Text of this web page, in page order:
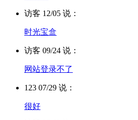
访客 12/05 说：
时光宝盒
访客 09/24 说：
网站登录不了
123 07/29 说：
很好